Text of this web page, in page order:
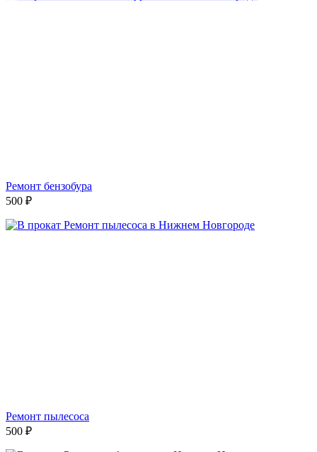
Ремонт бензобура
500 ₽
Ремонт пылесоса
500 ₽